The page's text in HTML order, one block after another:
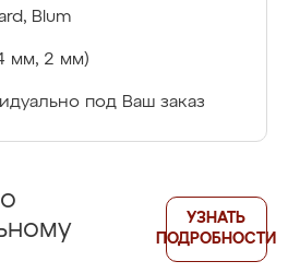
Blum
мм, 2 мм)
под Ваш заказ
УЗНАТЬ
ПОДРОБНОСТИ